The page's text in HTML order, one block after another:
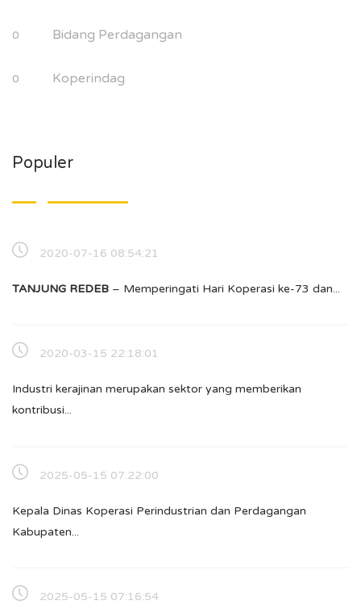
0 Bidang Perdagangan
0 Koperindag
Populer
2020-07-16 08:54:21
TANJUNG REDEB – Memperingati Hari Koperasi ke-73 dan...
2020-03-15 22:18:01
Industri kerajinan merupakan sektor yang memberikan
kontribusi...
2025-05-15 07:22:00
Kepala Dinas Koperasi Perindustrian dan Perdagangan
Kabupaten...
2025-05-15 07:16:54